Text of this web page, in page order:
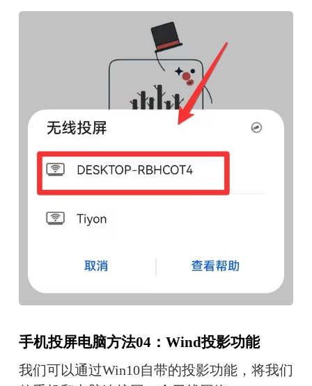
手机投屏电脑方法04：Wind投影功能
我们可以通过Win10自带的投影功能，将我们